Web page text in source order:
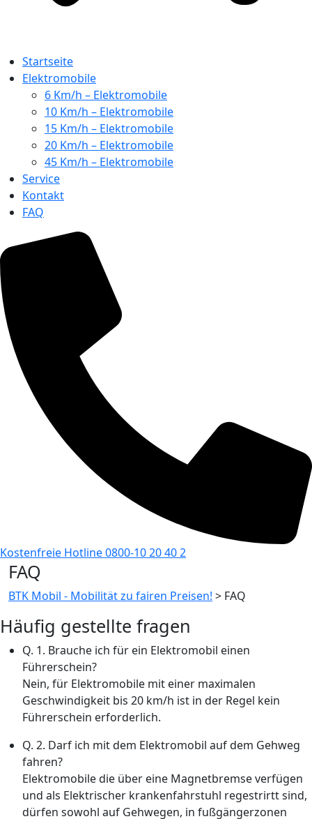
Startseite
Elektromobile
6 Km/h – Elektromobile
10 Km/h – Elektromobile
15 Km/h – Elektromobile
20 Km/h – Elektromobile
45 Km/h – Elektromobile
Service
Kontakt
FAQ
Kostenfreie Hotline 0800-10 20 40 2
FAQ
BTK Mobil - Mobilität zu fairen Preisen! > FAQ
Häufig gestellte fragen
Q. 1. Brauche ich für ein Elektromobil einen
Führerschein?
Nein, für Elektromobile mit einer maximalen
Geschwindigkeit bis 20 km/h ist in der Regel kein
Führerschein erforderlich.
Q. 2. Darf ich mit dem Elektromobil auf dem Gehweg
fahren?
Elektromobile die über eine Magnetbremse verfügen
und als Elektrischer krankenfahrstuhl regestrirtt sind,
dürfen sowohl auf Gehwegen, in fußgängerzonen